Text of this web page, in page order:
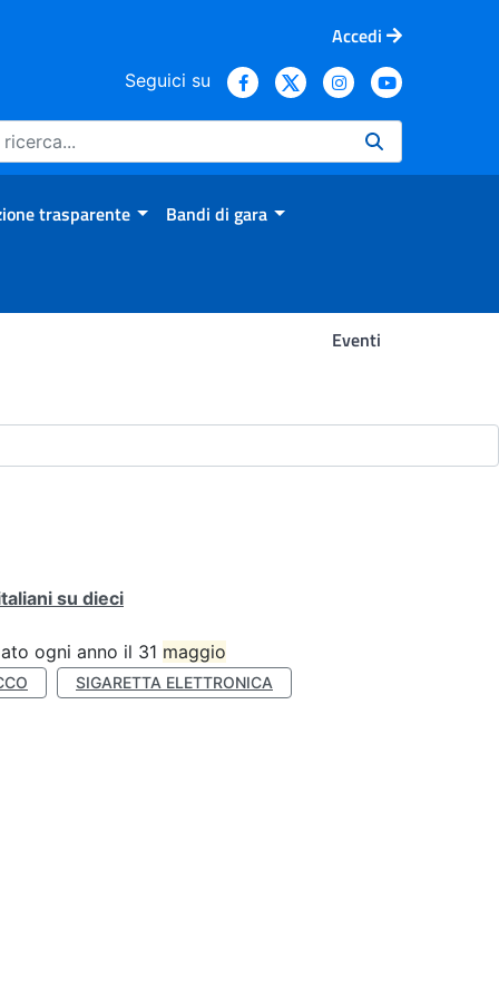
Accedi
Seguici su
trasparente Bandi di gara
Eventi
su dieci
ogni anno il 31 maggio
SIGARETTA ELETTRONICA